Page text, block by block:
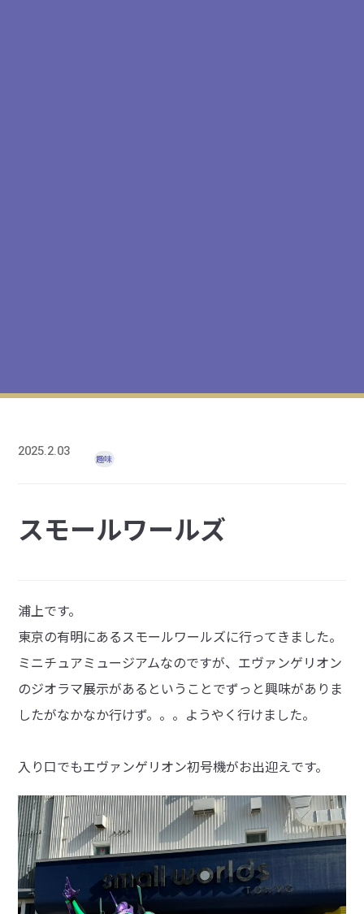
2025.2.03 趣味
スモールワールズ
浦上です。
東京の有明にあるスモールワールズに行ってきました。
ミニチュアミュージアムなのですが、エヴァンゲリオン
のジオラマ展示があるということでずっと興味がありま
したがなかなか行けず。。。ようやく行けました。
入り口でもエヴァンゲリオン初号機がお出迎えです。